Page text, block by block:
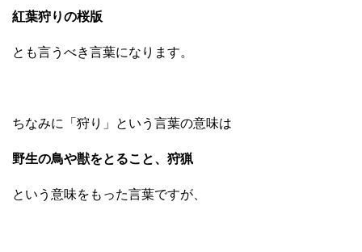
紅葉狩りの桜版
とも言うべき言葉になります。
ちなみに「狩り」という言葉の意味は
野生の鳥や獣をとること、狩猟
という意味をもった言葉ですが、